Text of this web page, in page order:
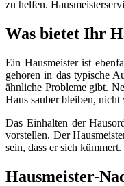
zu helfen.
Was bietet Ihr
Ein Hausmeister ist
gehören in das typische
ähnliche Probleme gibt.
Haus sauber bleiben, nicht
Das Einhalten der
vorstellen. Der
sein, dass er sich kümmert.
Hausmeister-